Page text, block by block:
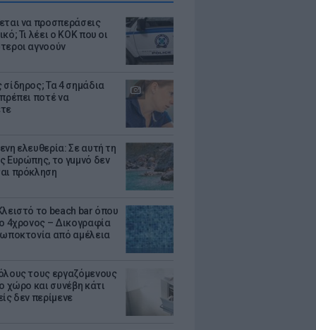
να προσπεράσεις
Τι λέει ο ΚΟΚ που οι
αγνοούν
Τα 4 σημάδια
ποτέ να
ελευθερία: Σε αυτή τη
Ευρώπης, το γuμνό δεν
πρόκληση
το beach bar όπου
4χρονος – Δικογραφία
από αμέλεια
τους εργαζόμενους
χώρο και συνέβη κάτι
δεν περίμενε